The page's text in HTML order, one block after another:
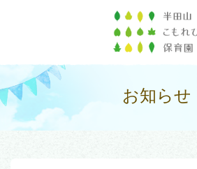
お知らせ